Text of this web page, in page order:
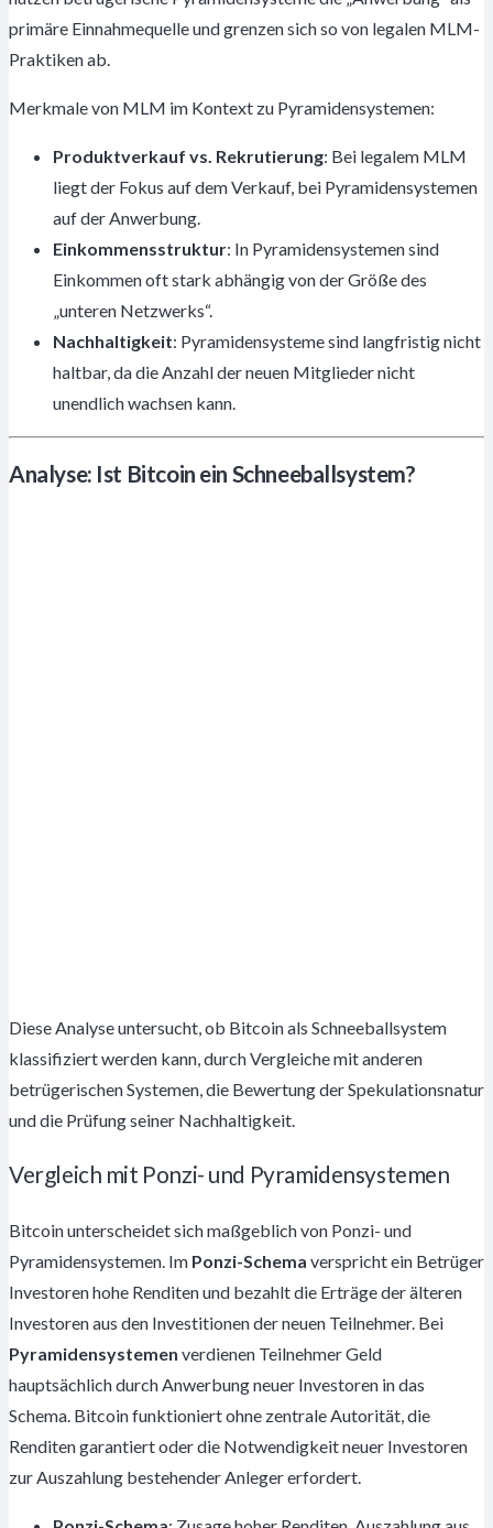
primäre Einnahmequelle und grenzen sich so von legalen MLM-
Praktiken ab.
Merkmale von MLM im Kontext zu Pyramidensystemen:
Produktverkauf vs. Rekrutierung: Bei legalem MLM
liegt der Fokus auf dem Verkauf, bei Pyramidensystemen
auf der Anwerbung.
Einkommensstruktur: In Pyramidensystemen sind
Einkommen oft stark abhängig von der Größe des
„unteren Netzwerks“.
Nachhaltigkeit: Pyramidensysteme sind langfristig nicht
haltbar, da die Anzahl der neuen Mitglieder nicht
unendlich wachsen kann.
Analyse: Ist Bitcoin ein Schneeballsystem?
Diese Analyse untersucht, ob Bitcoin als Schneeballsystem
klassifiziert werden kann, durch Vergleiche mit anderen
betrügerischen Systemen, die Bewertung der Spekulationsnatur
und die Prüfung seiner Nachhaltigkeit.
Vergleich mit Ponzi- und Pyramidensystemen
Bitcoin unterscheidet sich maßgeblich von Ponzi- und
Pyramidensystemen. Im Ponzi-Schema verspricht ein Betrüger
Investoren hohe Renditen und bezahlt die Erträge der älteren
Investoren aus den Investitionen der neuen Teilnehmer. Bei
Pyramidensystemen verdienen Teilnehmer Geld
hauptsächlich durch Anwerbung neuer Investoren in das
Schema. Bitcoin funktioniert ohne zentrale Autorität, die
Renditen garantiert oder die Notwendigkeit neuer Investoren
zur Auszahlung bestehender Anleger erfordert.